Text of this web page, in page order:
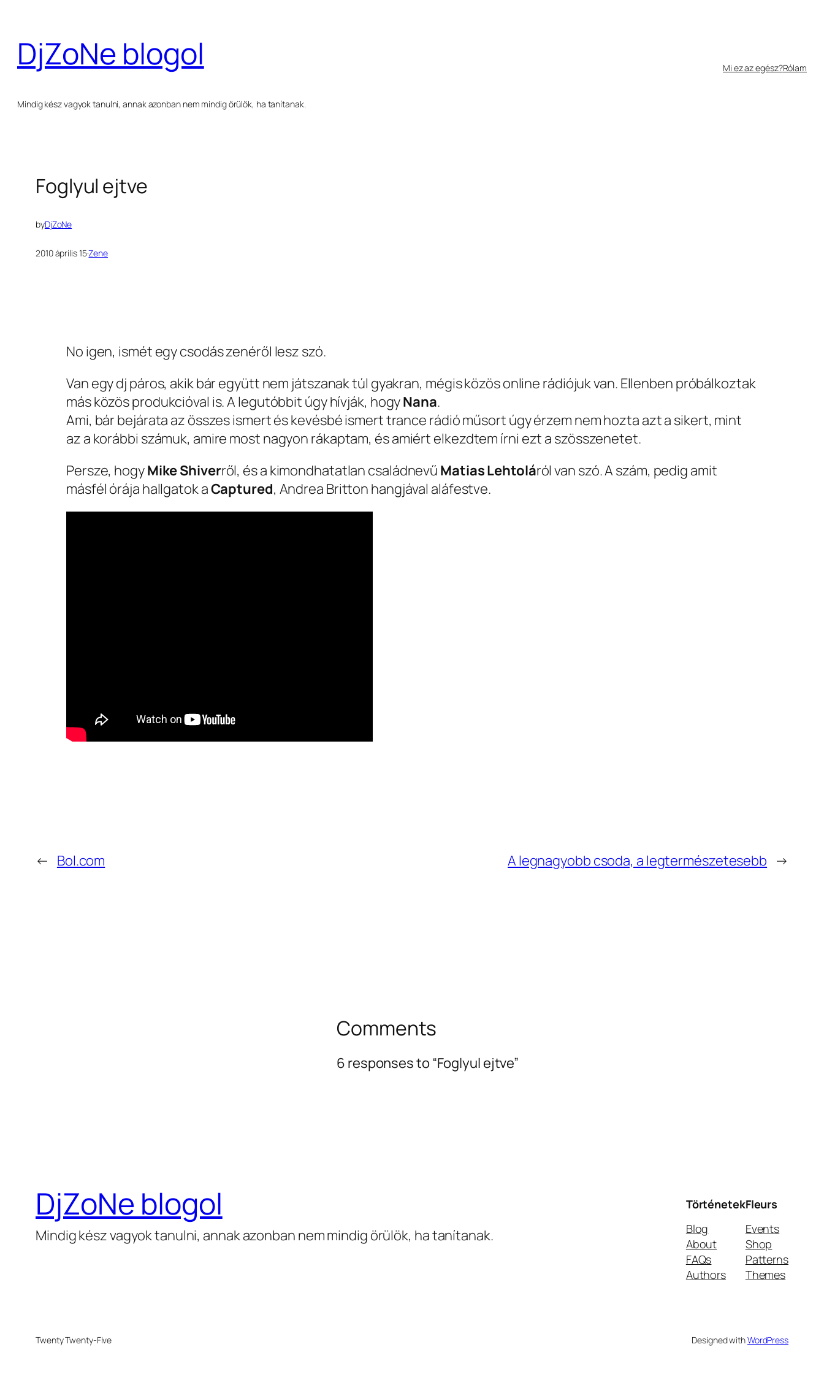
tartalomhoz
DjZoNe blogol
Mindig kész vagyok tanulni, annak azonban nem mindig örülök, ha tanítanak.
Mi ez az egész?Rólam
Foglyul ejtve
byDjZoNe
2010 április 15·Zene
No igen, ismét egy csodás zenéről lesz szó.
Van egy dj páros, akik bár együtt nem játszanak túl gyakran, mégis közös online rádiójuk van. Ellenben próbálkoztak
más közös produkcióval is. A legutóbbit úgy hívják, hogyNana.
Ami, bár bejárata az összes ismert és kevésbé ismert trance rádió műsort úgy érzem nem hozta azt a sikert, mint
az a korábbi számuk, amire most nagyon rákaptam, és amiért elkezdtem írni ezt a szösszenetet.
Persze, hogyMike Shiverről, és a kimondhatatlan családnevű Matias Lehtoláról van szó. A szám, pedig amit
másfél órája hallgatok aCaptured, Andrea Britton hangjával aláfestve.
← Bol.com A legnagyobb csoda, a legtermészetesebb →
Comments
6 responses to “Foglyul ejtve”
DjZoNe blogol
Mindig kész vagyok tanulni, annak azonban nem mindig örülök, ha tanítanak.
Történetek
Blog
About
FAQs
Authors
Fleurs
Events
Shop
Patterns
Themes
Twenty Twenty-Five Designed withWordPress